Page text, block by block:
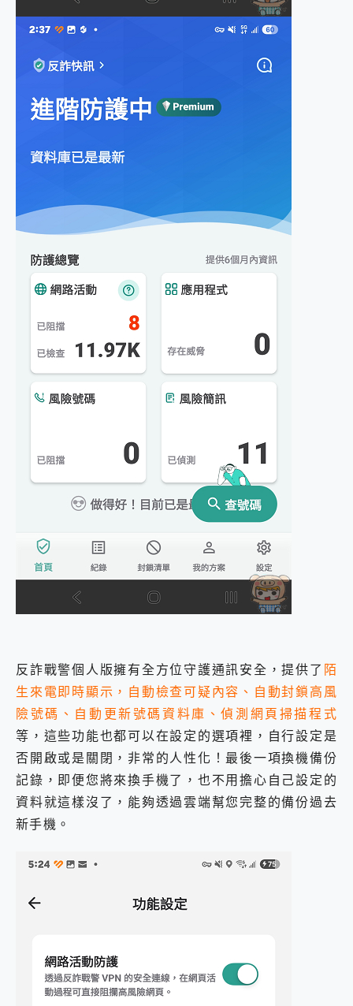
反詐戰警個人版擁有全方位守護通訊安全，提供了 陌
生來電即時顯示，自動檢查可疑內容、自動封鎖高風
險號碼、自動更新號碼資料庫、偵測網頁掃描程式
等，這些功能也都可以在設定的選項裡，自行設定是
否開啟或是關閉，非常的人性化！最後一項換機備份
記錄，即便您將來換手機了，也不用擔心自己設定的
資料就這樣沒了，能夠透過雲端幫您完整的備份過去
新手機。